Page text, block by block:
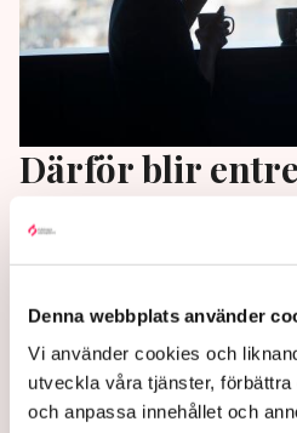
Denna webbplats använder
Vi använder cookies och
utveckla våra tjänster,
och anpassa innehållet och
Därför blir
inte utbrända
Långa och slitiga dagar till
rapporterar SvD utifrån en
3 years ago | Av: Redaktionen